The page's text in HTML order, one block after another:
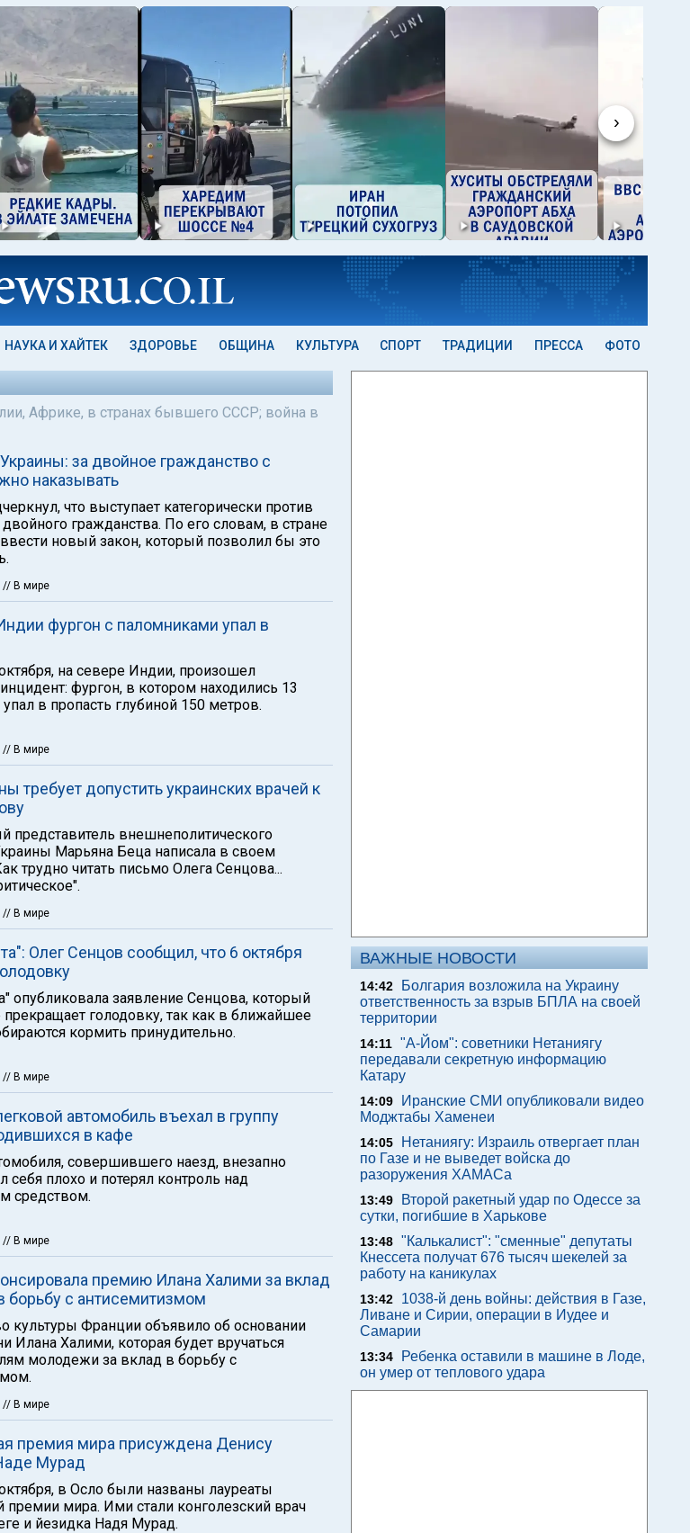
›
НАУКА И ХАЙТЕК ЗДОРОВЬЕ ОБЩИНА КУЛЬТУРА СПОРТ ТРАДИЦИИ ПРЕССА ФОТО
Африке, в странах бывшего СССР; война в
за двойное гражданство с
наказывать
что выступает категорически против
гражданства. По его словам, в стране
новый закон, который позволил бы это
// В мире
фургон с паломниками упал в
на севере Индии, произошел
фургон, в котором находились 13
в пропасть глубиной 150 метров.
// В мире
требует допустить украинских врачей к
представитель внешнеполитического
Марьяна Беца написала в своем
трудно читать письмо Олега Сенцова...
// В мире
Олег Сенцов сообщил, что 6 октября
опубликовала заявление Сенцова, который
прекращает голодовку, так как в ближайшее
кормить принудительно.
// В мире
автомобиль въехал в группу
в кафе
совершившего наезд, внезапно
себя плохо и потерял контроль над
средством.
// В мире
премию Илана Халими за вклад
борьбу с антисемитизмом
культуры Франции объявило об основании
Илана Халими, которая будет вручаться
молодежи за вклад в борьбу с
// В мире
премия мира присуждена Денису
Мурад
в Осло были названы лауреаты
премии мира. Ими стали конголезский врач
и йезидка Надя Мурад.
ВАЖНЫЕ НОВОСТИ
14:42
Болгария возложила на Украину
ответственность за взрыв БПЛА на своей
территории
14:11 "А-Йом": советники Нетаниягу
передавали секретную информацию
Катару
14:09
Иранские СМИ опубликовали видео
Моджтабы Хаменеи
14:05
Нетаниягу: Израиль отвергает план
по Газе и не выведет войска до
разоружения ХАМАСа
13:49
Второй ракетный удар по Одессе за
сутки, погибшие в Харькове
13:48 "Калькалист": "сменные" депутаты
Кнессета получат 676 тысяч шекелей за
работу на каникулах
13:42
1038-й день войны: действия в Газе,
Ливане и Сирии, операции в Иудее и
Самарии
13:34
Ребенка оставили в машине в Лоде,
он умер от теплового удара